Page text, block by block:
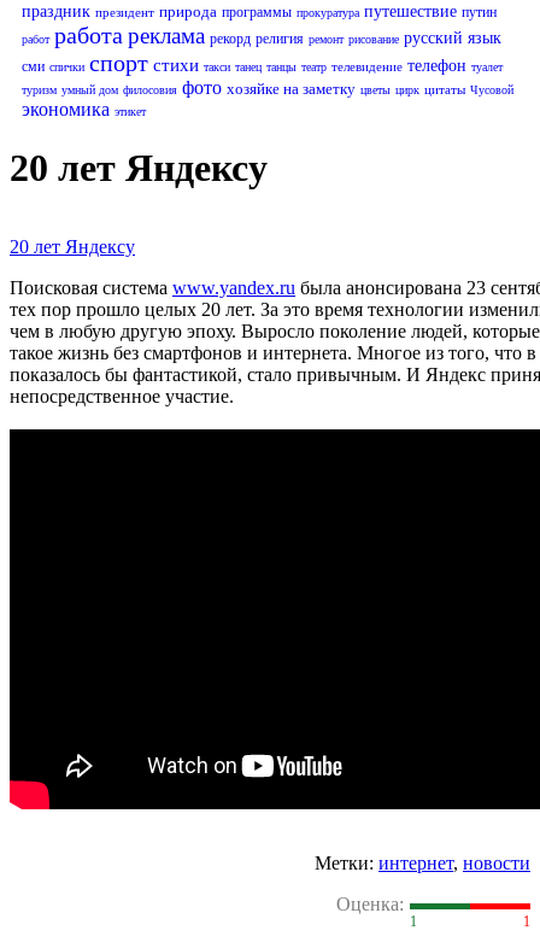
праздник президент природа программы прокуратура путешествие путин
работ работа реклама рекорд религия ремонт рисование русский язык
сми спички спорт стихи такси танец танцы театр телевидение телефон туалет
туризм умный дом филосовия фото хозяйке на заметку цветы цирк цитаты Чусовой
экономика этикет
20 лет Яндексу
20 лет Яндексу
Поисковая система www.yandex.ru была анонсирована 23
тех пор прошло целых 20 лет. За это время технологии
чем в любую другую эпоху. Выросло поколение людей,
такое жизнь без смартфонов и интернета. Многое из того, что в
показалось бы фантастикой, стало привычным. И Яндекс
непосредственное участие.
Метки: интернет, новости
Оценка:
1 1